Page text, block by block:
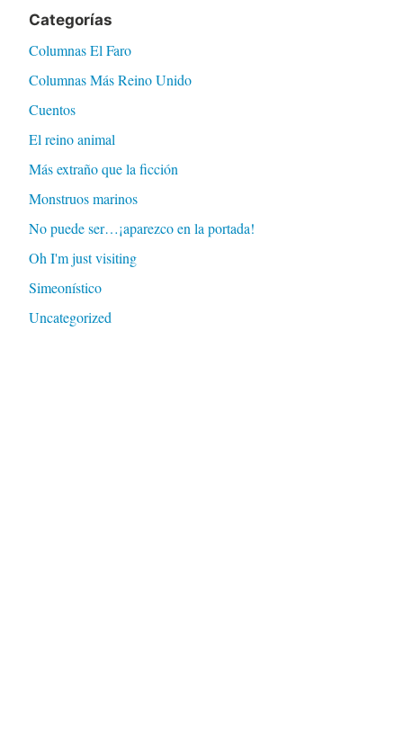
Categorías
Columnas El Faro
Columnas Más Reino Unido
Cuentos
El reino animal
Más extraño que la ficción
Monstruos marinos
No puede ser…¡aparezco en la portada!
Oh I'm just visiting
Simeonístico
Uncategorized